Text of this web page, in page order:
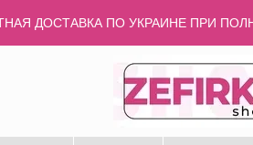
ДОСТАВКА ПО УКРАИНЕ ПРИ